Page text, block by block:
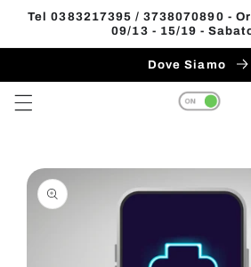
Privacy
Policy
direttamente
Tel 0383217395 / 3738070890 -
09/13 - 15/19 -
Dove Siamo
Passa alle
informazioni
sul prodotto